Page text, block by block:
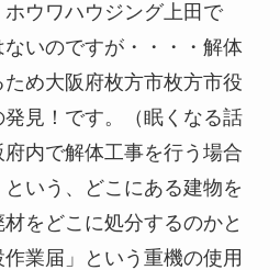
ウワハウジング上田で
いのですが・・・・解体
め大阪府枚方市枚方市役
見！です。（眠くなる話
内で解体工事を行う場合
という、どこにある建物を
をどこに処分するのかと
業届」という重機の使用